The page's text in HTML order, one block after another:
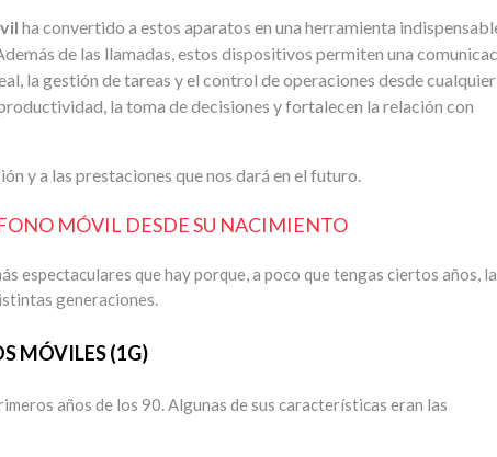
ha convertido a estos aparatos en una herramienta
de las llamadas, estos dispositivos permiten una
la gestión de tareas y el control de operaciones desde cualquier
la toma de decisiones y fortalecen la relación con
y a las prestaciones que nos dará en el futuro.
MÓVIL DESDE SU NACIMIENTO
espectaculares que hay porque, a poco que tengas ciertos años,
generaciones.
MÓVILES (1G)
años de los 90. Algunas de sus características eran las